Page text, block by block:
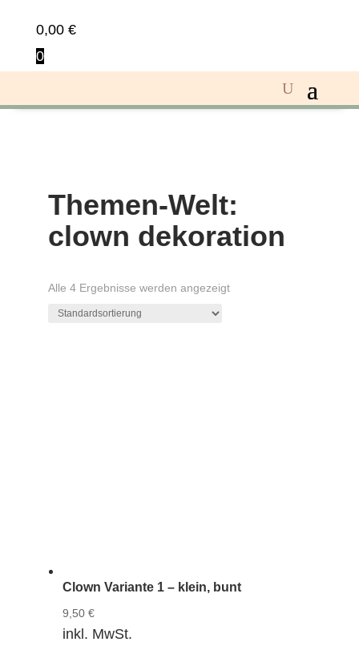
0,00 €
0
Themen-Welt:
clown dekoration
Alle 4 Ergebnisse werden angezeigt
Clown Variante 1 – klein, bunt
9,50 €
inkl. MwSt.